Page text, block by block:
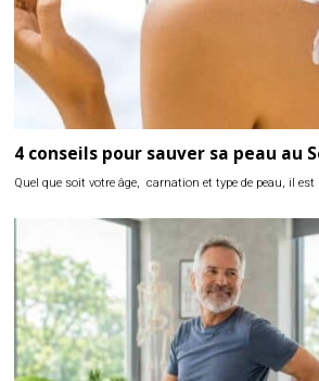
4 conseils pour sauver sa peau au
Quel que soit votre âge, carnation et type de peau, il